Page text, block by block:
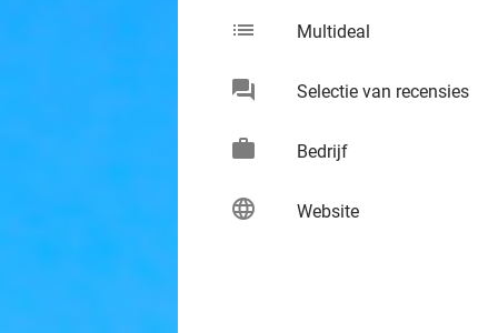
list Multideal
chat Selectie van recensies
work Bedrijf
language Website